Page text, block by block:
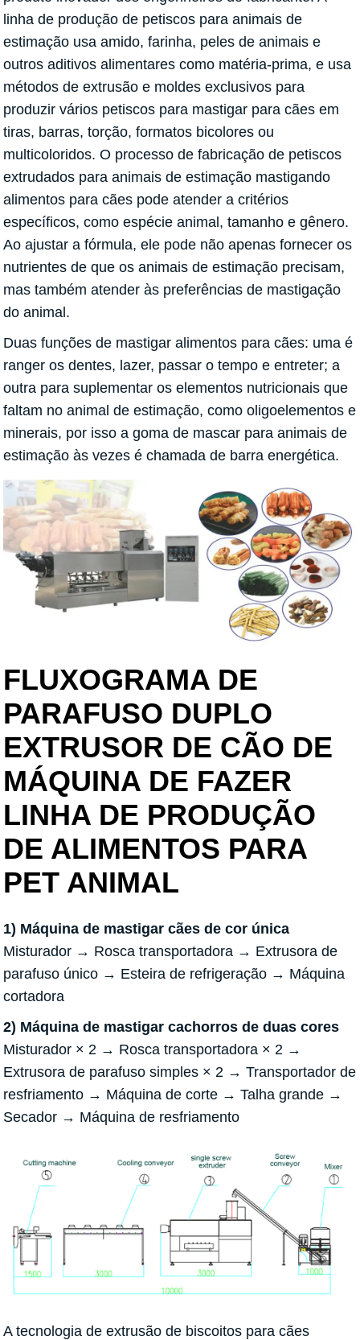
linha de produção de petiscos para animais de
estimação usa amido, farinha, peles de animais e
outros aditivos alimentares como matéria-prima, e usa
métodos de extrusão e moldes exclusivos para
produzir vários petiscos para mastigar para cães em
tiras, barras, torção, formatos bicolores ou
multicoloridos. O processo de fabricação de petiscos
extrudados para animais de estimação mastigando
alimentos para cães pode atender a critérios
específicos, como espécie animal, tamanho e gênero.
Ao ajustar a fórmula, ele pode não apenas fornecer os
nutrientes de que os animais de estimação precisam,
mas também atender às preferências de mastigação
do animal.
Duas funções de mastigar alimentos para cães: uma é
ranger os dentes, lazer, passar o tempo e entreter; a
outra para suplementar os elementos nutricionais que
faltam no animal de estimação, como oligoelementos e
minerais, por isso a goma de mascar para animais de
estimação às vezes é chamada de barra energética.
FLUXOGRAMA DE
PARAFUSO DUPLO
EXTRUSOR DE CÃO DE
MÁQUINA DE FAZER
LINHA DE PRODUÇÃO
DE ALIMENTOS PARA
PET ANIMAL
1) Máquina de mastigar cães de cor única
Misturador → Rosca transportadora → Extrusora de
parafuso único → Esteira de refrigeração → Máquina
cortadora
2) Máquina de mastigar cachorros de duas cores
Misturador × 2 → Rosca transportadora × 2 →
Extrusora de parafuso simples × 2 → Transportador de
resfriamento → Máquina de corte → Talha grande →
Secador → Máquina de resfriamento
A tecnologia de extrusão de biscoitos para cães